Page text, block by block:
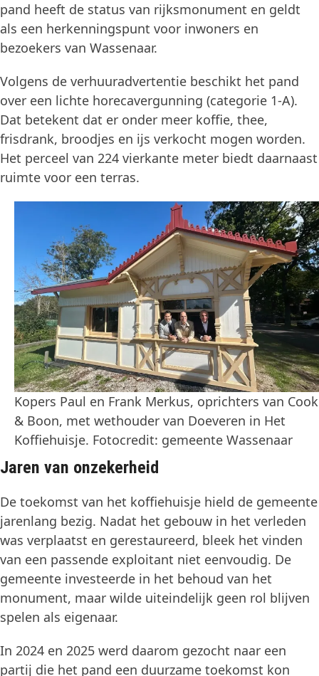
pand heeft de status van rijksmonument en geldt
als een herkenningspunt voor inwoners en
bezoekers van Wassenaar.
Volgens de verhuuradvertentie beschikt het pand
over een lichte horecavergunning (categorie 1-A).
Dat betekent dat er onder meer koffie, thee,
frisdrank, broodjes en ijs verkocht mogen worden.
Het perceel van 224 vierkante meter biedt daarnaast
ruimte voor een terras.
Kopers Paul en Frank Merkus, oprichters van Cook
& Boon, met wethouder van Doeveren in Het
Koffiehuisje. Fotocredit: gemeente Wassenaar
Jaren van onzekerheid
De toekomst van het koffiehuisje hield de gemeente
jarenlang bezig. Nadat het gebouw in het verleden
was verplaatst en gerestaureerd, bleek het vinden
van een passende exploitant niet eenvoudig. De
gemeente investeerde in het behoud van het
monument, maar wilde uiteindelijk geen rol blijven
spelen als eigenaar.
In 2024 en 2025 werd daarom gezocht naar een
partij die het pand een duurzame toekomst kon